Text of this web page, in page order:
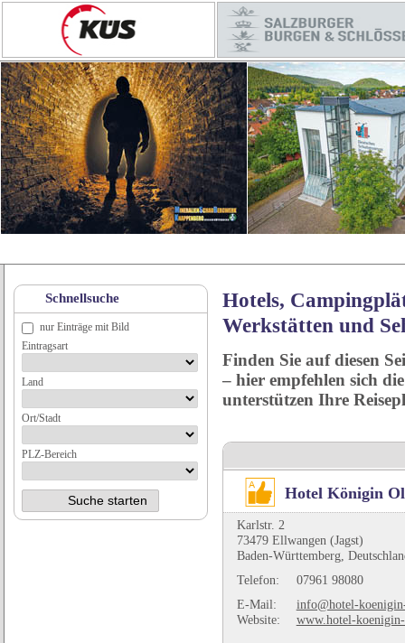
Hotels,
Werkstätten und
Finden Sie auf diesen
– hier empfehlen sich
unterstützen Ihre
Hotel Königin
Karlstr. 2
73479 Ellwangen (Jagst)
Baden-Württemberg,
Telefon:
07961 98080
E-Mail:
info@hotel-
Website:
www.hotel-
Schnellsuche
nur Einträge mit Bild
Eintragsart
Land
Ort/Stadt
PLZ-Bereich